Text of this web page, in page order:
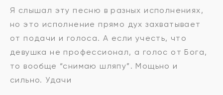
Я слышал эту песню в разных исполнениях,
но это исполнение прямо дух захватывает
от подачи и голоса. А если учесть, что
девушка не профессионал, а голос от Бога,
то вообще “снимаю шляпу”. Мощьно и
сильно. Удачи